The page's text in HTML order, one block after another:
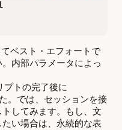
ベスト・エフォートで
内部パラメータによっ
プトの完了後に
。では、セッションを接
してみます。もし、文
い場合は、永続的な表